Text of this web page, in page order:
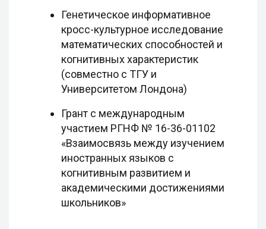
Генетическое информативное
кросс-культурное исследование
математических способностей и
когнитивных характеристик
(совместно с ТГУ и
Университетом Лондона)
Грант с международным
участием РГНФ № 16-36-01102
«Взаимосвязь между изучением
иностранных языков с
когнитивным развитием и
академическими достижениями
школьников»